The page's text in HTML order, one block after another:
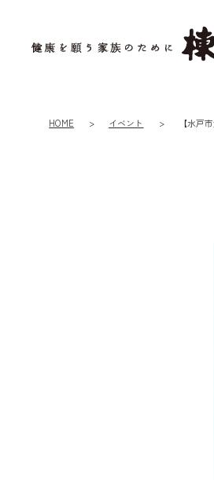
HOME イベント 【水戸